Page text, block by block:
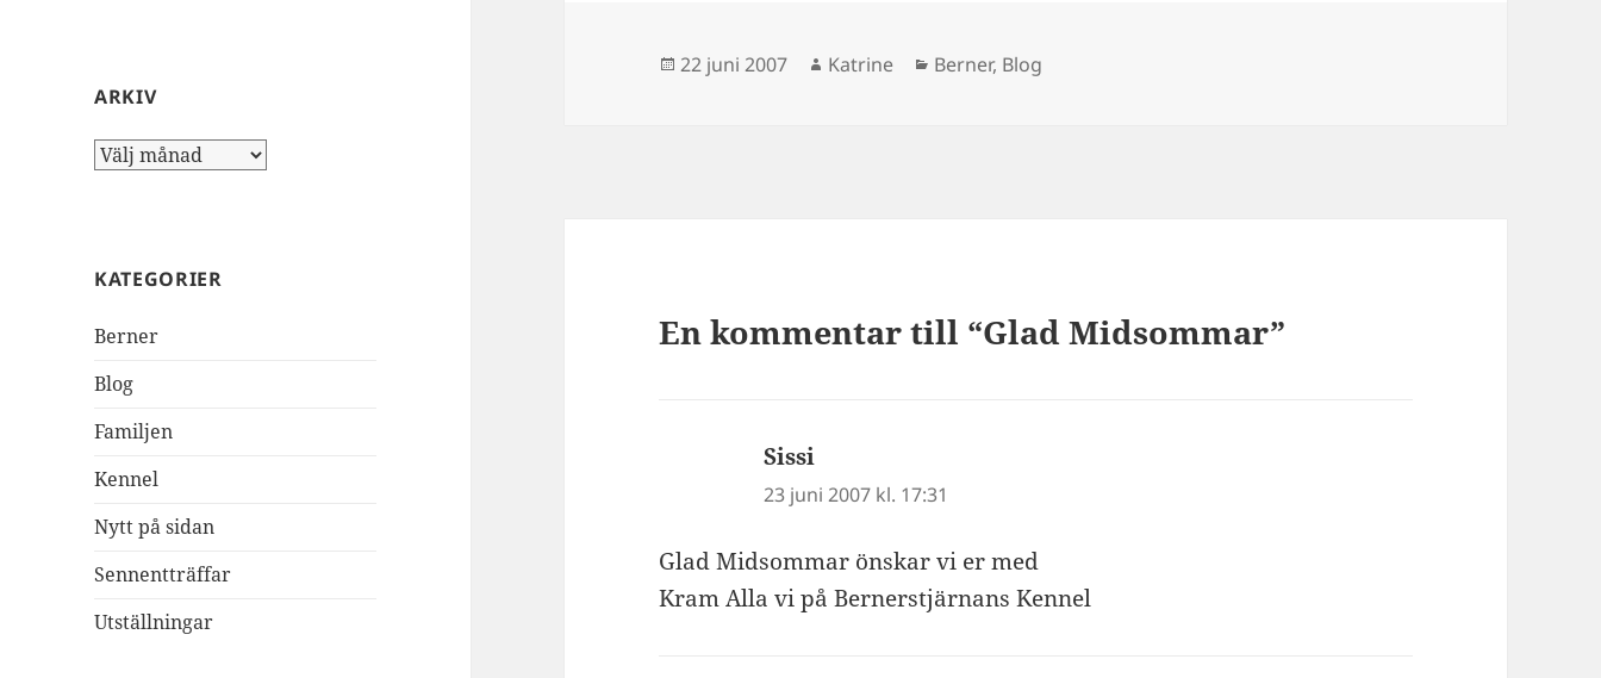
ARKIV
Arkiv
KATEGORIER
Berner
Blog
Familjen
Kennel
Nytt på sidan
Sennentträffar
Utställningar
Postat
22 juni 2007 Författare
Katrine Kategorier
Berner, Blog
En kommentar till “Glad Midsommar”
Sissi
23 juni 2007 kl. 17:31
Glad Midsommar önskar vi er med
Kram Alla vi på Bernerstjärnans Kennel